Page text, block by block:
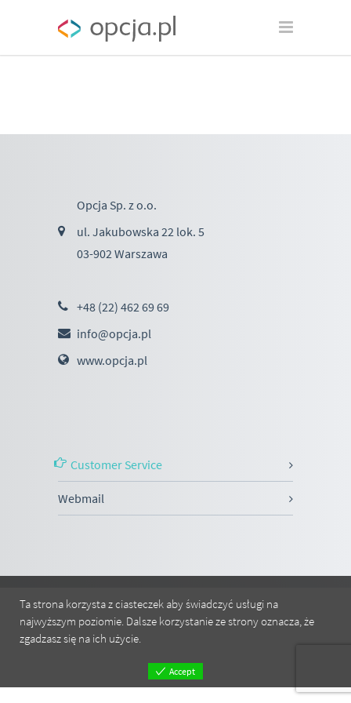
Opcja Sp. z o.o.
ul. Jakubowska 22 lok. 5
03-902 Warszawa
+48 (22) 462 69 69
info@opcja.pl
www.opcja.pl
Customer Service
Webmail
Ta strona korzysta z ciasteczek aby świadczyć usługi na
najwyższym poziomie. Dalsze korzystanie ze strony oznacza, że
zgadzasz się na ich użycie.
Accept